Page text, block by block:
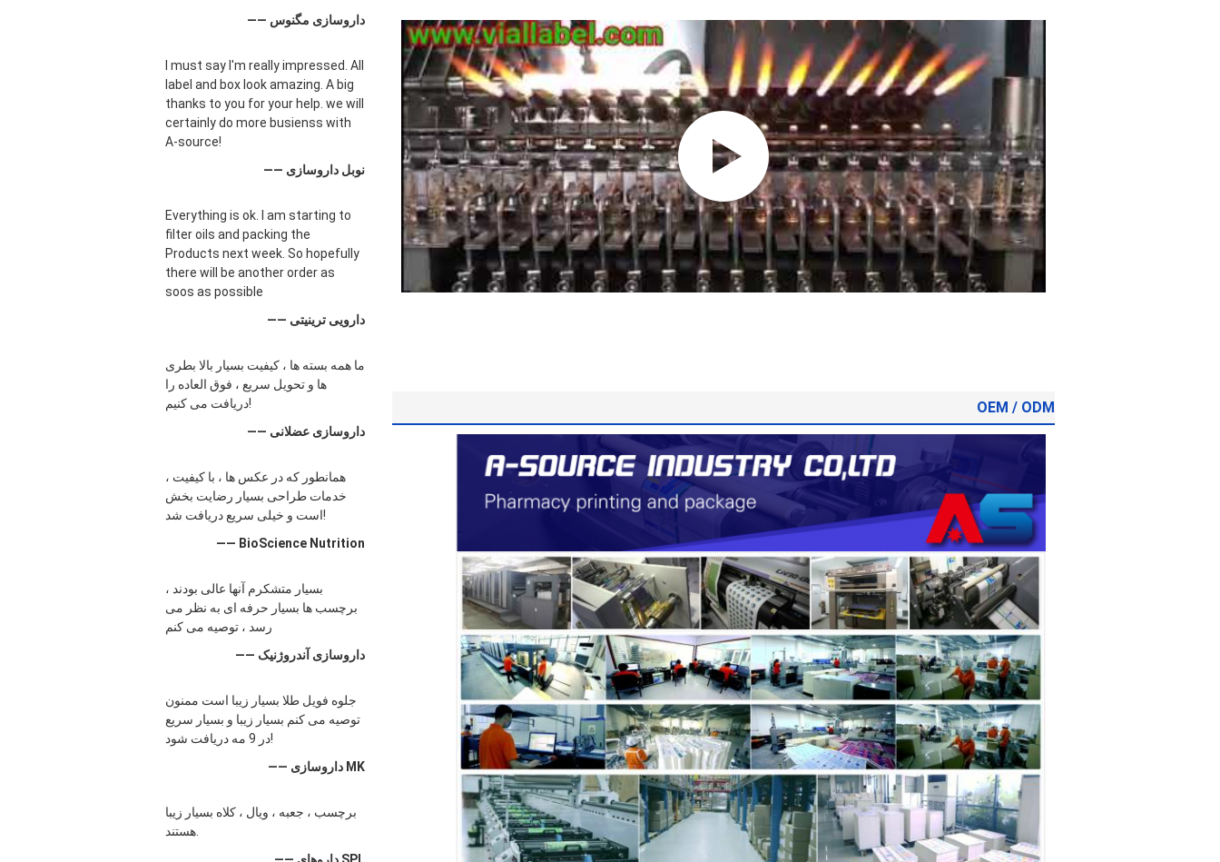
—— داروسازی مگنوس
I must say I'm really impressed. All
label and box look amazing. A big
thanks to you for your help. we will
certainly do more busienss with
A-source!
—— نوبل داروسازی
Everything is ok. I am starting to
filter oils and packing the
Products next week. So hopefully
there will be another order as
soos as possible
—— دارویی ترینیتی
ما همه بسته ها ، کیفیت بسیار بالا بطری
ها و تحویل سریع ، فوق العاده را
دریافت می کنیم!
—— داروسازی عضلانی
همانطور که در عکس ها ، با کیفیت ،
خدمات طراحی بسیار رضایت بخش
است و خیلی سریع دریافت شد!
—— BioScience Nutrition
بسیار متشکرم آنها عالی بودند ،
برچسب ها بسیار حرفه ای به نظر می
رسد ، توصیه می کنم
—— داروسازی آندروژنیک
جلوه فویل طلا بسیار زیبا است ممنون
توصیه می کنم بسیار زیبا و بسیار سریع
در 9 مه دریافت شود!
—— داروسازی MK
برچسب ، جعبه ، ویال ، کلاه بسیار زیبا
OEM / ODM